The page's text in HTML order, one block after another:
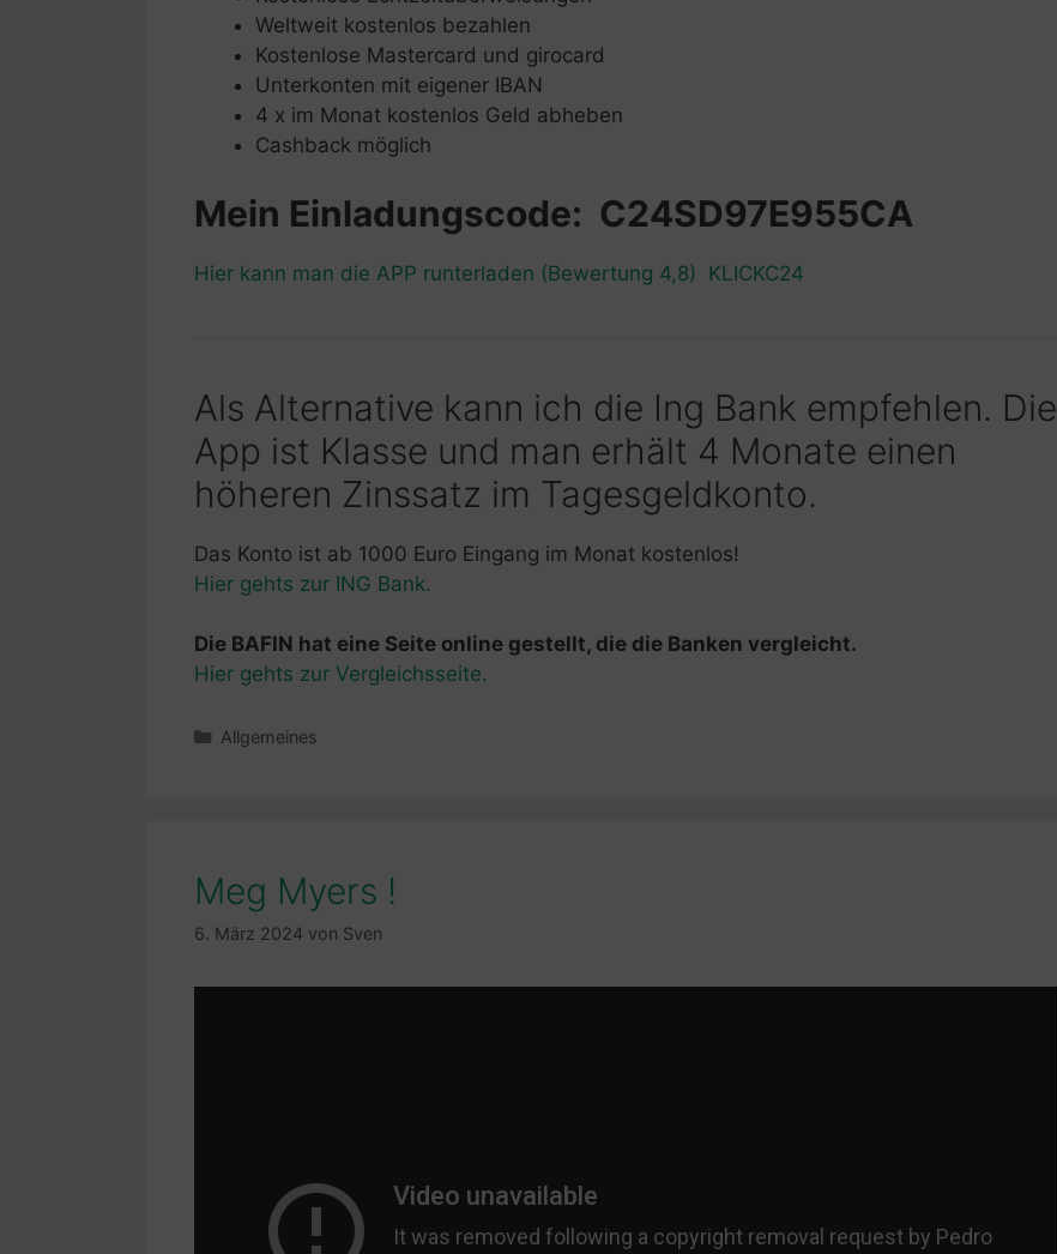
Weltweit kostenlos bezahlen
Kostenlose Mastercard und girocard
Unterkonten mit eigener IBAN
4 x im Monat kostenlos Geld abheben
Cashback möglich
Mein Einladungscode: C24SD97E955CA
Hier kann man die APP runterladen (Bewertung 4,8) KLICKC24
Als Alternative kann ich die Ing Bank empfehlen. Die
App ist Klasse und man erhält 4 Monate einen
höheren Zinssatz im Tagesgeldkonto.
Das Konto ist ab 1000 Euro Eingang im Monat kostenlos!
Hier gehts zur ING Bank.
Die BAFIN hat eine Seite online gestellt, die die Banken vergleicht.
Hier gehts zur Vergleichsseite.
Kategorien
Allgemeines
Meg Myers !
6. März 2024 von Sven